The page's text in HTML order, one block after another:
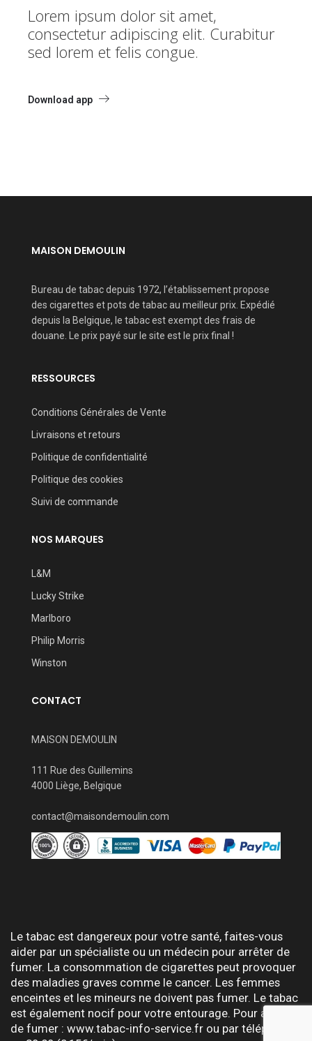
Lorem ipsum dolor sit amet,
consectetur adipiscing elit. Curabitur
sed lorem et felis congue.
Download app
MAISON DEMOULIN
Bureau de tabac depuis 1972, l’établissement propose
des cigarettes et pots de tabac au meilleur prix. Expédié
depuis la Belgique, le tabac est exempt des frais de
douane. Le prix payé sur le site est le prix final !
RESSOURCES
Conditions Générales de Vente
Livraisons et retours
Politique de confidentialité
Politique des cookies
Suivi de commande
NOS MARQUES
L&M
Lucky Strike
Marlboro
Philip Morris
Winston
CONTACT
MAISON DEMOULIN
111 Rue des Guillemins
4000 Liège, Belgique
contact@maisondemoulin.com
Le tabac est dangereux pour votre santé, faites-vous
aider par un spécialiste ou un médecin pour arrêter de
fumer. La consommation de cigarettes peut provoquer
des maladies graves comme le cancer. Les femmes
enceintes et les mineurs ne doivent pas fumer. Le tabac
est également nocif pour votre entourage. Pour arrêter
de fumer : www.tabac-info-service.fr ou par téléphone